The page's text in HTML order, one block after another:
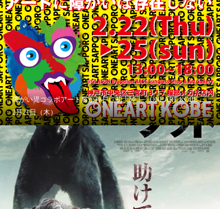
障がい児コラボアート展が神戸に初上陸！「ONEART KOBE」
2月21日（木）...